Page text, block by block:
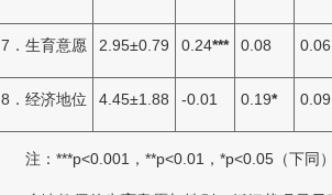
7．生育意愿 2.95±0.79 0.24*** 0.08 0.06
8．经济地位 4.45±1.88 -0.01 0.19* 0.09
注：***p<0.001，**p<0.01，*p<0.05（下同